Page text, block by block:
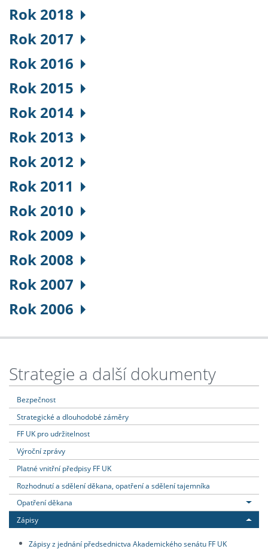
Rok 2018
Rok 2017
Rok 2016
Rok 2015
Rok 2014
Rok 2013
Rok 2012
Rok 2011
Rok 2010
Rok 2009
Rok 2008
Rok 2007
Rok 2006
Strategie a další dokumenty
Bezpečnost
Strategické a dlouhodobé záměry
FF UK pro udržitelnost
Výroční zprávy
Platné vnitřní předpisy FF UK
Rozhodnutí a sdělení děkana, opatření a sdělení tajemníka
Opatření děkana
Zápisy
Zápisy z jednání předsednictva Akademického senátu FF UK